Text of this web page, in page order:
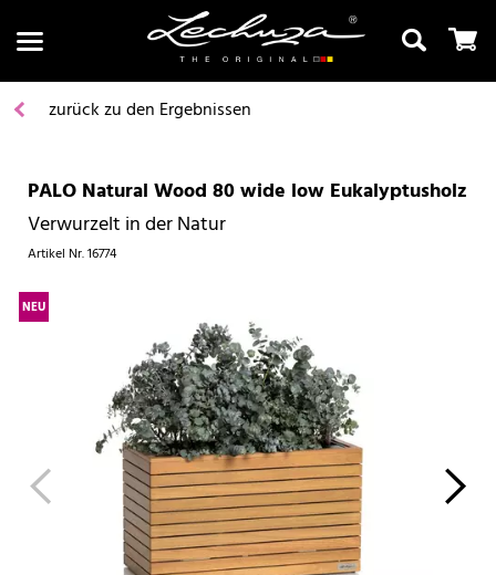
Suchen
zurück zu den Ergebnissen
PALO Natural Wood 80 wide low Eukalyptusholz
Verwurzelt in der Natur
Artikel Nr.16774
NEU